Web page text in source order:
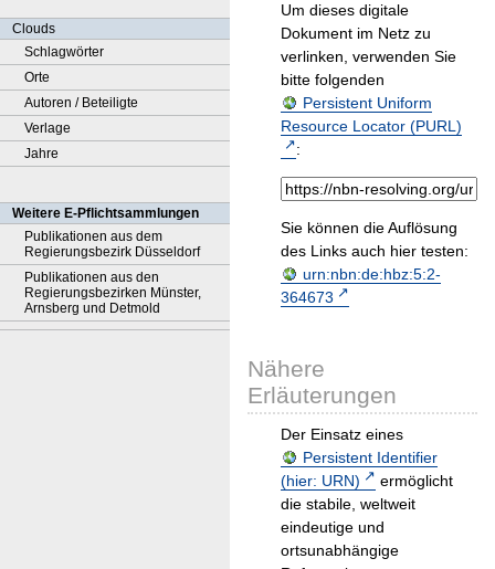
Clouds
Schlagwörter
Orte
Autoren / Beteiligte
Verlage
Jahre
Weitere E-Pflichtsammlungen
Publikationen aus dem
Regierungsbezirk Düsseldorf
Publikationen aus den
Regierungsbezirken Münster,
Arnsberg und Detmold
Um dieses digitale
Dokument im Netz zu
verlinken, verwenden Sie
bitte folgenden
Persistent Uniform
Resource Locator (PURL)
:
Sie können die Auflösung
des Links auch hier testen:
urn:nbn:de:hbz:5:2-
364673
Nähere
Erläuterungen
Der Einsatz eines
Persistent Identifier
(hier: URN)
ermöglicht
die stabile, weltweit
eindeutige und
ortsunabhängige